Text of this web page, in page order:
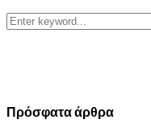
Search
for:
Πρόσφατα άρθρα